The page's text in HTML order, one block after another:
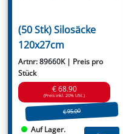
(50 Stk) Silosäcke
120x27cm
Artnr: 89660K | Preis pro
Stück
€ 68.90
(Preis inkl. 20% USt.)
€ 95.00
Auf Lager.